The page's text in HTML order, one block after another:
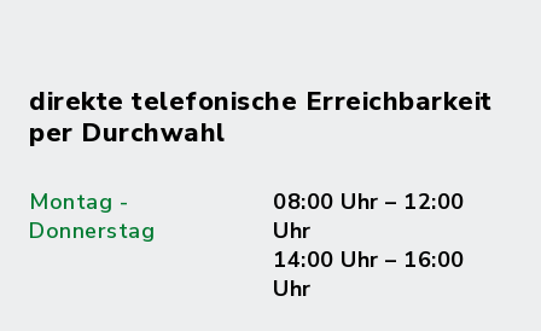
direkte telefonische Erreichbarkeit
per Durchwahl
Montag -
Donnerstag
08:00 Uhr – 12:00
Uhr
14:00 Uhr – 16:00
Uhr